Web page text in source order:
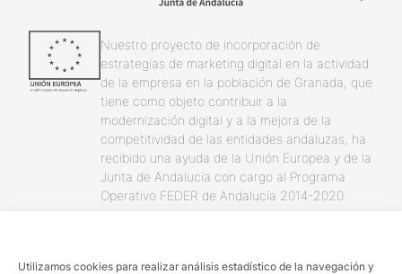
Utilizamos cookies para realizar análisis estadístico de la navegación y
Nuestro proyecto de incorporación de
estrategias de marketing digital en la actividad
de la empresa en la población de Granada, que
tiene como objeto contribuir a la
modernización digital y a la mejora de la
competitividad de las entidades andaluzas, ha
recibido una ayuda de la Unión Europea y de la
Junta de Andalucía con cargo al Programa
Operativo FEDER de Andalucía 2014-2020.